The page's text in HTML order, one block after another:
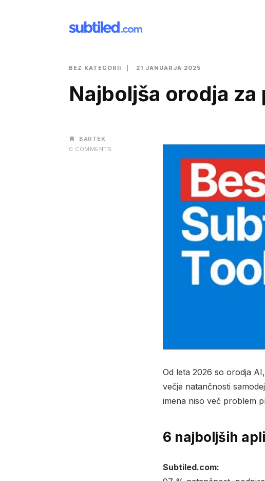
BEZ KATEGORII 21 JANUARJA 2025
Najboljša orodja
AUTHOR
BARTEK
0 COMMENTS
Od leta 2026 so orodja
večje natančnosti
imena niso več problem
6 najboljših
Subtiled.com: